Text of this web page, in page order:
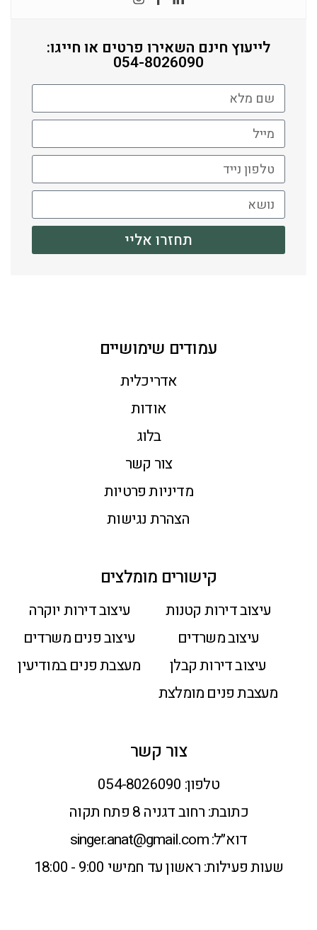
לייעוץ חינם השאירו פרטים או חייגו:
054-8026090
תחזרו אליי
עמודים שימושיים
אדריכלית
אודות
בלוג
צור קשר
מדיניות פרטיות
הצהרת נגישות
קישורים מומלצים
עיצוב דירות קטנות
עיצוב משרדים
עיצוב דירות קבלן
מעצבת פנים מומלצת
עיצוב דירות יוקרה
עיצוב פנים משרדים
מעצבת פנים במודיעין
צור קשר
טלפון: 054-8026090
כתובת:רחוב דגניה 8 פתח תקוה
דוא״ל:singer.anat@gmail.com
שעות פעילות:ראשון עד חמישי 9:00 - 18:00